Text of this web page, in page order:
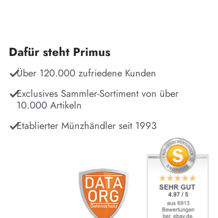
Dafür steht Primus
Über 120.000 zufriedene Kunden
Exclusives Sammler-Sortiment von über
10.000 Artikeln
Etablierter Münzhändler seit 1993